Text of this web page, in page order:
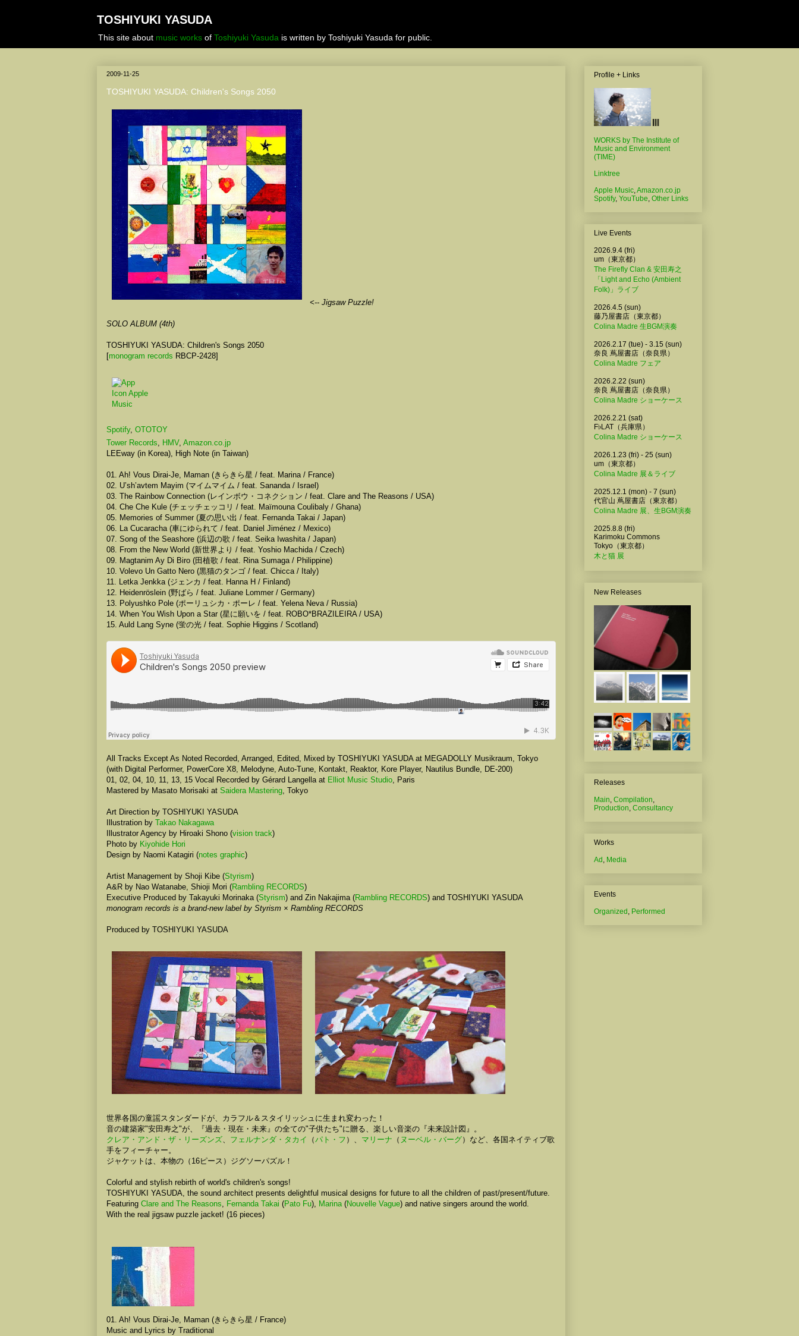
TOSHIYUKI YASUDA
This site about music works of Toshiyuki Yasuda is written by Toshiyuki Yasuda for public.
2009-11-25
TOSHIYUKI YASUDA: Children's Songs 2050
<-- Jigsaw Puzzle!
SOLO ALBUM (4th)
TOSHIYUKI YASUDA: Children's Songs 2050
[monogram records RBCP-2428]
Spotify, OTOTOY
Tower Records, HMV, Amazon.co.jp
LEEway (in Korea), High Note (in Taiwan)
01. Ah! Vous Dirai-Je, Maman (きらきら星 / feat. Marina / France)
02. U’sh’avtem Mayim (マイムマイム / feat. Sananda / Israel)
03. The Rainbow Connection (レインボウ・コネクション / feat. Clare and The Reasons / USA)
04. Che Che Kule (チェッチェッコリ / feat. Maïmouna Coulibaly / Ghana)
05. Memories of Summer (夏の思い出 / feat. Fernanda Takai / Japan)
06. La Cucaracha (車にゆられて / feat. Daniel Jiménez / Mexico)
07. Song of the Seashore (浜辺の歌 / feat. Seika Iwashita / Japan)
08. From the New World (新世界より / feat. Yoshio Machida / Czech)
09. Magtanim Ay Di Biro (田植歌 / feat. Rina Sumaga / Philippine)
10. Volevo Un Gatto Nero (黒猫のタンゴ / feat. Chicca / Italy)
11. Letka Jenkka (ジェンカ / feat. Hanna H / Finland)
12. Heidenröslein (野ばら / feat. Juliane Lommer / Germany)
13. Polyushko Pole (ポーリュシカ・ポーレ / feat. Yelena Neva / Russia)
14. When You Wish Upon a Star (星に願いを / feat. ROBO*BRAZILEIRA / USA)
15. Auld Lang Syne (蛍の光 / feat. Sophie Higgins / Scotland)
All Tracks Except As Noted Recorded, Arranged, Edited, Mixed by TOSHIYUKI YASUDA at MEGADOLLY Musikraum, Tokyo
(with Digital Performer, PowerCore X8, Melodyne, Auto-Tune, Kontakt, Reaktor, Kore Player, Nautilus Bundle, DE-200)
01, 02, 04, 10, 11, 13, 15 Vocal Recorded by Gérard Langella at Elliot Music Studio, Paris
Mastered by Masato Morisaki at Saidera Mastering, Tokyo
Art Direction by TOSHIYUKI YASUDA
Illustration by Takao Nakagawa
Illustrator Agency by Hiroaki Shono (vision track)
Photo by Kiyohide Hori
Design by Naomi Katagiri (notes graphic)
Artist Management by Shoji Kibe (Styrism)
A&R by Nao Watanabe, Shioji Mori (Rambling RECORDS)
Executive Produced by Takayuki Morinaka (Styrism) and Zin Nakajima (Rambling RECORDS) and TOSHIYUKI YASUDA
monogram records is a brand-new label by Styrism × Rambling RECORDS
Produced by TOSHIYUKI YASUDA
世界各国の童謡スタンダードが、カラフル＆スタイリッシュに生まれ変わった！
音の建築家"安田寿之"が、『過去・現在・未来』の全ての"子供たち"に贈る、楽しい音楽の『未来設計図』。
クレア・アンド・ザ・リーズンズ、 フェルナンダ・タカイ （パト・フ ）、 マリーナ （ ヌーベル・バーグ）など、各国ネイティブ歌
手をフィーチャー。
ジャケットは、本物の（16ピース）ジグソーパズル！
Colorful and stylish rebirth of world's children's songs!
TOSHIYUKI YASUDA, the sound architect presents delightful musical designs for future to all the children of past/present/future.
Featuring Clare and The Reasons, Fernanda Takai (Pato Fu), Marina(Nouvelle Vague) and native singers around the world.
With the real jigsaw puzzle jacket! (16 pieces)
01. Ah! Vous Dirai-Je, Maman (きらきら星 / France)
Music and Lyrics by Traditional
Profile + Links
WORKS by The Institute of
Music and Environment
(TIME)
Linktree
Apple Music,Amazon.co.jp
Spotify, YouTube, Other Links
Live Events
2026.9.4 (fri)
um（東京都）
The Firefly Clan & 安田寿之
「Light and Echo (Ambient
Folk)」ライブ
2026.4.5 (sun)
藤乃屋書店（東京都）
Colina Madre 生BGM演奏
2026.2.17 (tue) - 3.15 (sun)
奈良 蔦屋書店（奈良県）
Colina Madre フェア
2026.2.22 (sun)
奈良 蔦屋書店（奈良県）
Colina Madre ショーケース
2026.2.21 (sat)
F♭LAT（兵庫県）
Colina Madre ショーケース
2026.1.23 (fri) - 25 (sun)
um（東京都）
Colina Madre 展＆ライブ
2025.12.1 (mon) - 7 (sun)
代官山 蔦屋書店（東京都）
Colina Madre 展、生BGM演奏
2025.8.8 (fri)
Karimoku Commons
Tokyo（東京都）
木と猫 展
New Releases
Releases
Main Compilation
Production Consultancy
Works
Ad , Media
Events
Organized , Performed